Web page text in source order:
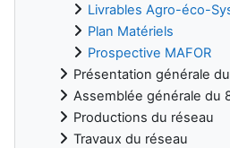
Livrables Agro-éco-
Plan Matériels
Prospective MAFOR
Présentation générale
Assemblée générale du
Productions du réseau
Travaux du réseau